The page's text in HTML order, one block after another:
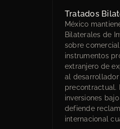
Tratados
México
Bilaterales de
sobre
instrumentos
extranjero de
al
precontractual.
inversiones
defiende
internacional